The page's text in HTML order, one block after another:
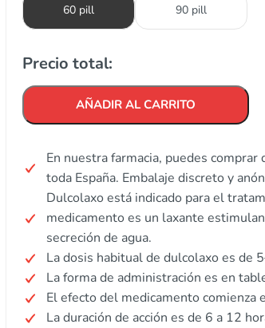
60 pill 90 pill
Precio total:
AÑADIR AL CARRITO
En nuestra farmacia, puedes
toda España. Embalaje discreto y
Dulcolaxo está indicado para el
medicamento es un laxante
secreción de agua.
La dosis habitual de dulcolaxo es de
La forma de administración es en
El efecto del medicamento comienza
La duración de acción es de 6 a 12